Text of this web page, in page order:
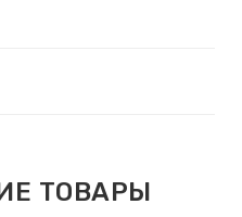
ТОВАРЫ